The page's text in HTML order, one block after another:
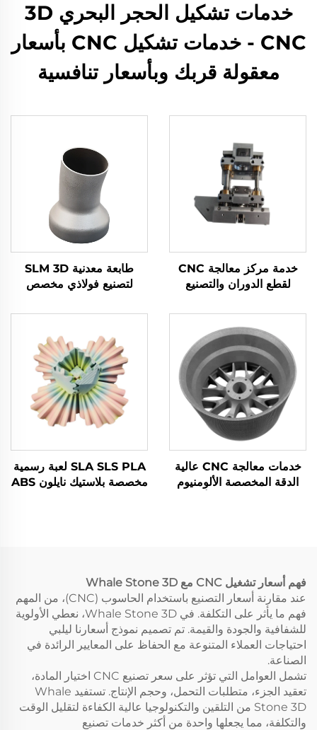
خدمات تشكيل الحجر البحري 3D
CNC - خدمات تشكيل CNC بأسعار
معقولة قربك وبأسعار تنافسية
خدمة مركز معالجة CNC
لقطع الدوران والتصنيع
المصنوعة بدقة من المعادن
(برونز، ألمنيوم، فولاذ مقاوم
للصدأ)
طابعة معدنية SLM 3D
لتصنيع فولاذي مخصص
تصنيع النماذج الأولية
خدمات معالجة CNC عالية
الدقة المخصصة الألومنيوم
SLA SLS PLA لعبة رسمية
مخصصة بلاستيك نايلون ABS
فهم أسعار تشغيل CNC مع Whale Stone 3D
عند مقارنة أسعار التصنيع باستخدام الحاسوب (CNC)، من المهم
فهم ما يأثر على التكلفة. في Whale Stone 3D، نعطي الأولوية
للشفافية والجودة والقيمة. تم تصميم نموذج أسعارنا ليلبي
احتياجات العملاء المتنوعة مع الحفاظ على المعايير الرائدة في
الصناعة.
تشمل العوامل التي تؤثر على سعر تصنيع CNC اختيار المادة،
تعقيد الجزء، متطلبات التحمل، وحجم الإنتاج. تستفيد Whale
Stone 3D من التلقين والتكنولوجيا عالية الكفاءة لتقليل الوقت
والتكلفة، مما يجعلها واحدة من أكثر خدمات تصنيع